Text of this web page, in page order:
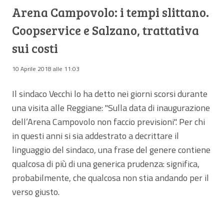
Arena Campovolo: i tempi slittano.
Coopservice e Salzano, trattativa
sui costi
10 Aprile 2018 alle 11:03
Il sindaco Vecchi lo ha detto nei giorni scorsi durante
una visita alle Reggiane: "Sulla data di inaugurazione
dell’Arena Campovolo non faccio previsioni". Per chi
in questi anni si sia addestrato a decrittare il
linguaggio del sindaco, una frase del genere contiene
qualcosa di più di una generica prudenza: significa,
probabilmente, che qualcosa non stia andando per il
verso giusto.